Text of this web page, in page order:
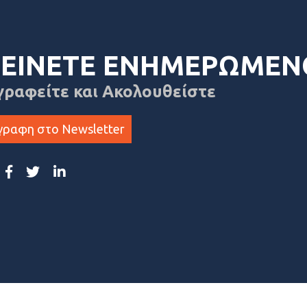
και Ακολουθείστε
στο Newsletter